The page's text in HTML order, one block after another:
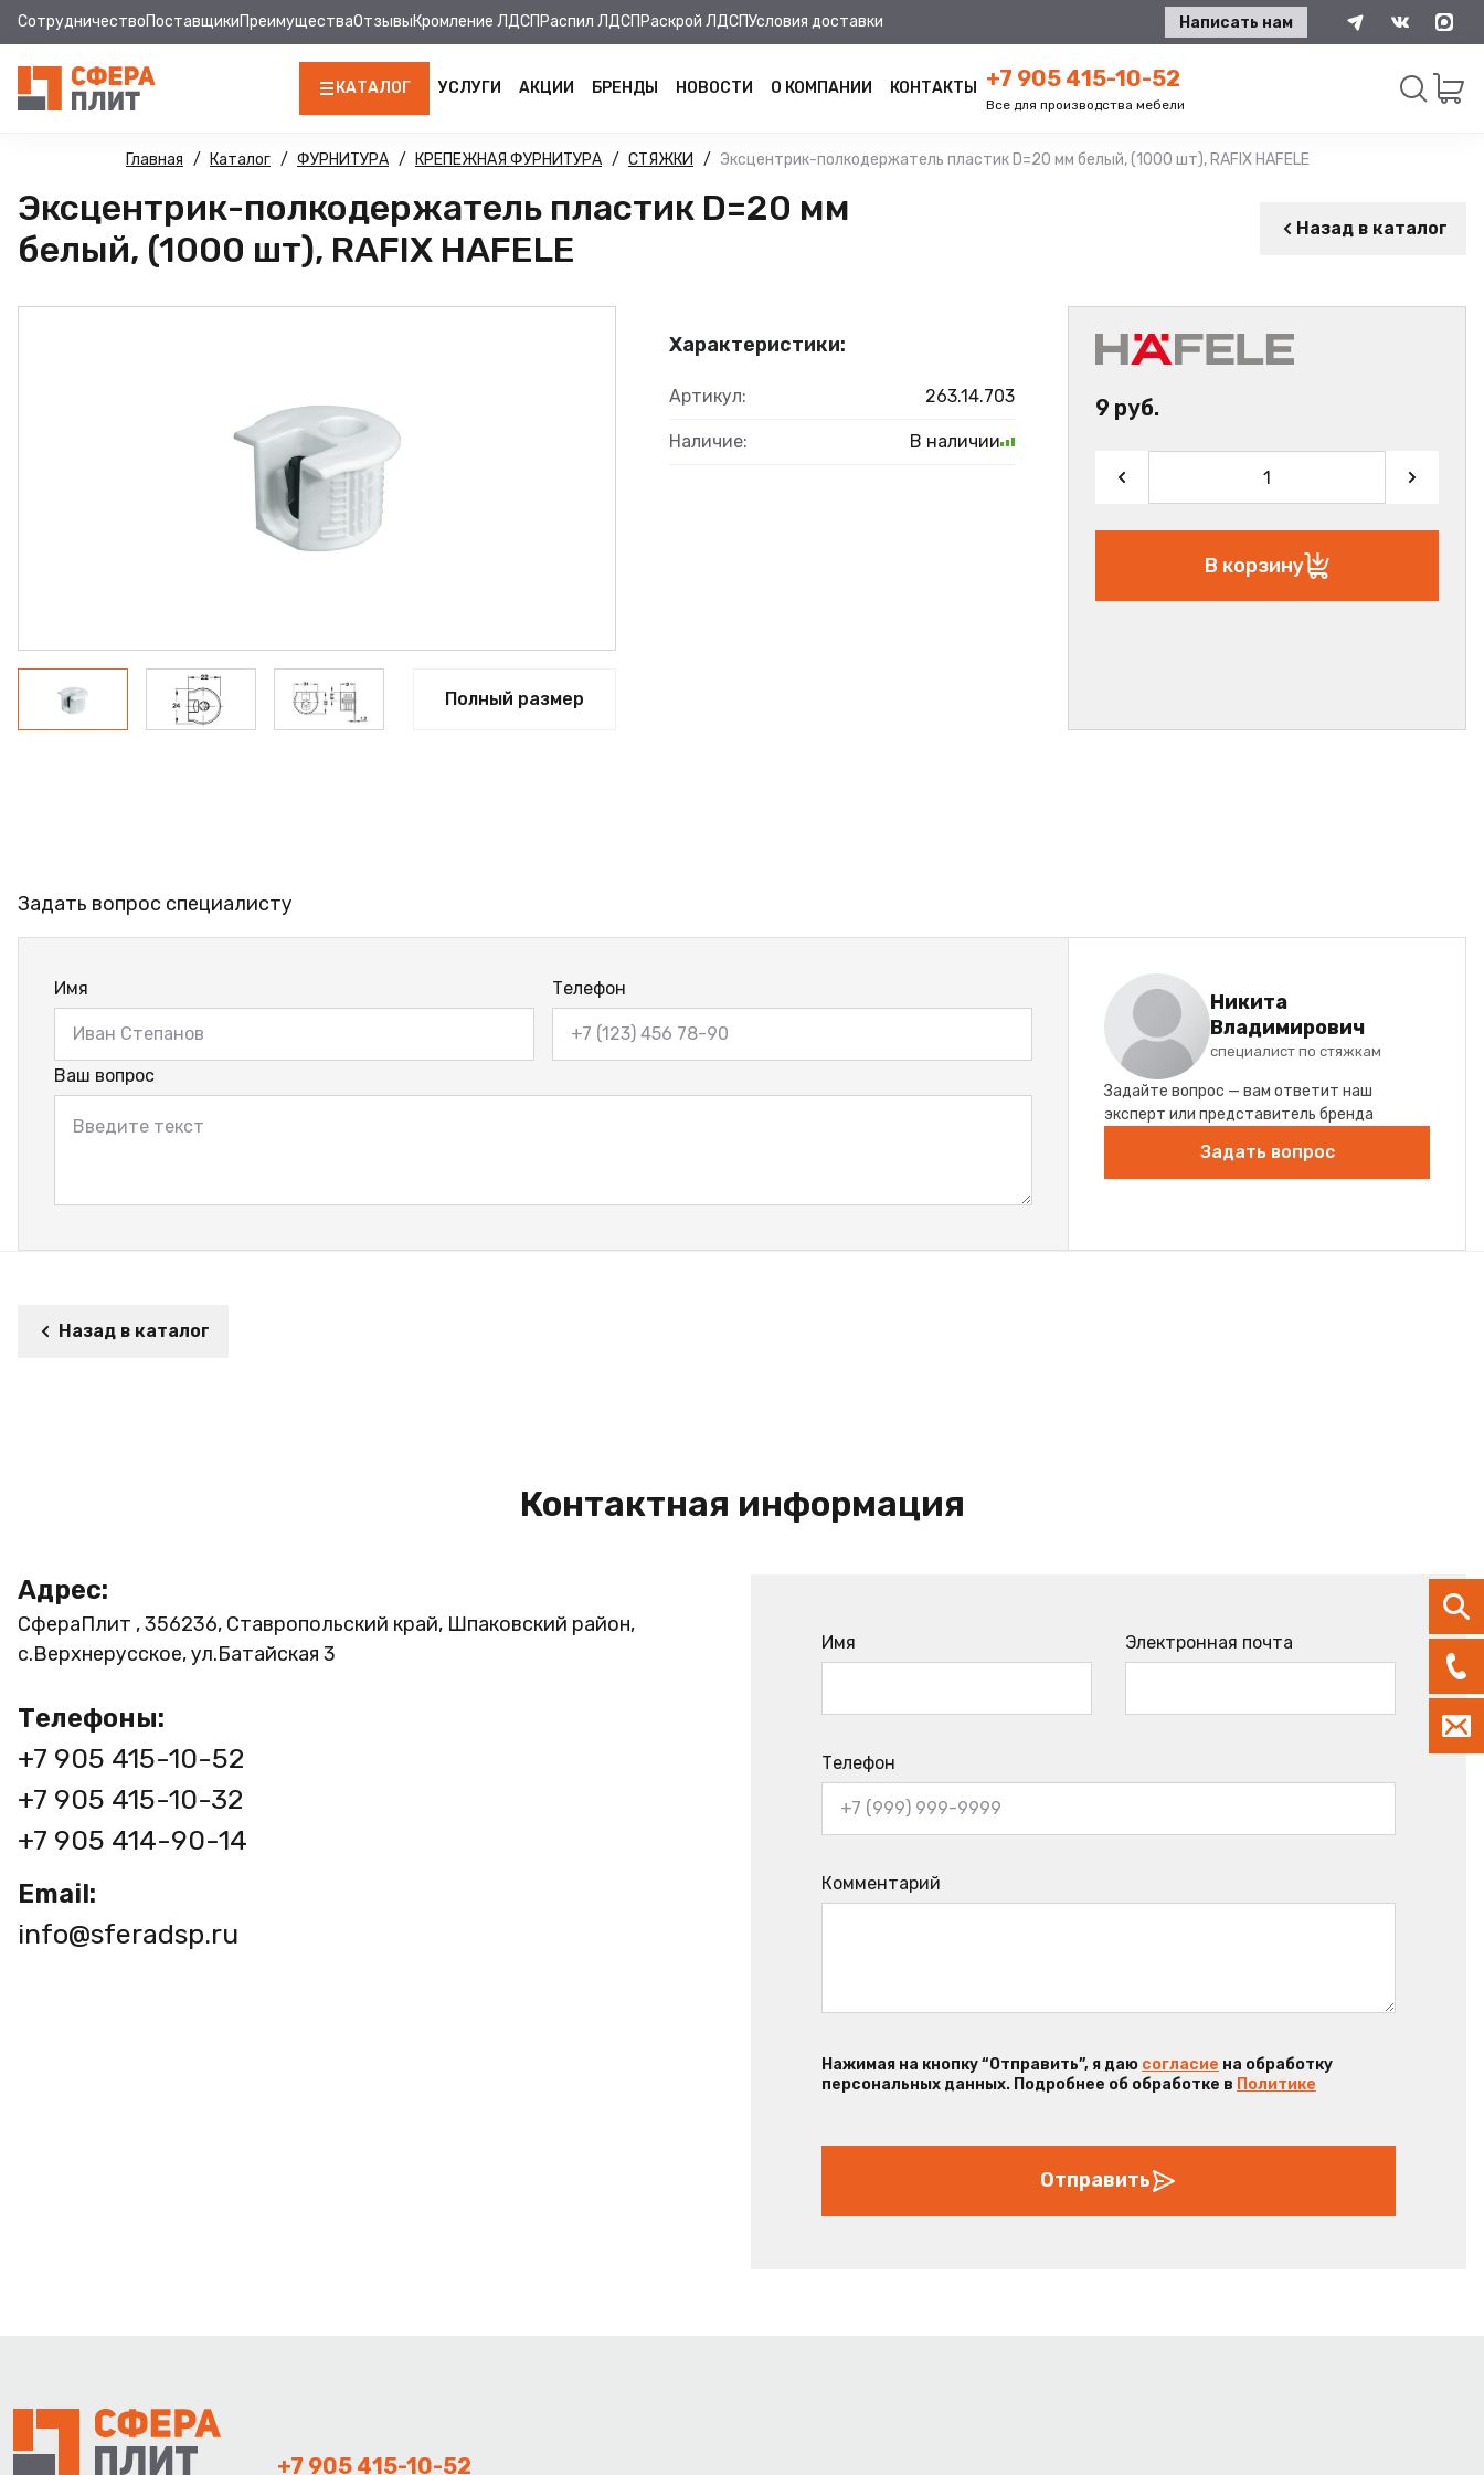
СотрудничествоПоставщикиПреимуществаОтзывыКромление ЛДСП Распил ЛДСП Раскрой ЛДСПУсловия доставки Написать нам
КАТАЛОГ
ЛДСП
КРОМКА
МДФ
МДФ ПАНЕЛИ
ХДФ
ДВПО
ФАНЕРА
ФУРНИТУРА
РАСПРОДАЖА
УСЛУГИ АКЦИИ БРЕНДЫ НОВОСТИ О КОМПАНИИ КОНТАКТЫ +7 905 415-10-52
Все для производства мебели
Главная Каталог ФУРНИТУРА КРЕПЕЖНАЯ ФУРНИТУРА СТЯЖКИ Эксцентрик-полкодержатель пластик D=20 мм белый, (1000 шт), RAFIX HAFELE
Эксцентрик-полкодержатель пластик D=20 мм
белый, (1000 шт), RAFIX HAFELE
Назад в каталог
Полный размер
Характеристики:
Артикул: 263.14.703
Наличие: В наличии
9 руб.
В корзину
Задать вопрос специалисту
Имя Телефон
Ваш вопрос
Никита
Владимирович
специалист по стяжкам
Задайте вопрос — вам ответит наш
эксперт или представитель бренда
Задать вопрос
Назад в каталог
Контактная информация
Адрес:
СфераПлит , 356236, Ставропольский край, Шпаковский район,
с.Верхнерусское, ул.Батайская 3
Телефоны:
+7 905 415-10-52
+7 905 415-10-32
+7 905 414-90-14
Email:
info@sferadsp.ru
Имя Электронная почта
Телефон
Комментарий
Нажимая на кнопку “Отправить”, я даю согласие на обработку
персональных данных. Подробнее об обработке в Политике
Отправить
+7 905 415-10-52